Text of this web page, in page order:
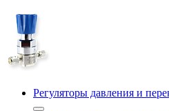
Регуляторы давления и